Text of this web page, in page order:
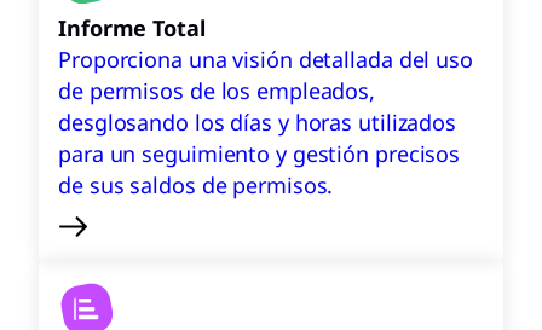
Informe Total
Proporciona una visión detallada del uso
de permisos de los empleados,
desglosando los días y horas utilizados
para un seguimiento y gestión precisos
de sus saldos de permisos.